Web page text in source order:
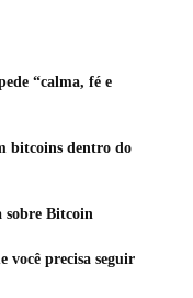
“calma, fé e
bitcoins dentro do
sobre Bitcoin
você precisa seguir